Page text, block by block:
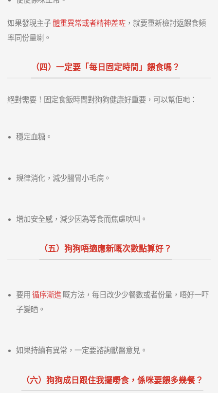
如果發現主子 體重異常或者精神差咗 ，就要重新檢討返餵食頻
率同份量喇。
（四）一定要「每日固定時間」餵食嗎？
絕對需要！ 固定食飯時間對狗狗健康好重要，可以幫佢哋：
穩定血糖。
規律消化，減少腸胃小毛病。
增加安全感，減少因為等食而焦慮吠叫。
（五）狗狗唔適應新嘅次數點算好？
要用循序漸進 嘅方法，每日改少少餐數或者份量，唔好一吓
子變晒。
如果持續有異常，一定要諮詢獸醫意見。
（六）狗狗成日跟住我攞嘢食，係咪要餵多幾餐？